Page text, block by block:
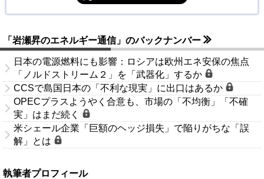
「岩瀬昇のエネルギー通信」のバックナンバー
日本の電源燃料にも影響：ロシアは欧州エネ安保の焦点
「ノルドストリーム２」を「武器化」するか
CCSで島国日本の「不利な現実」に出口はあるか
OPECプラスようやく合意も、市場の「不均衡」「不確
実」はまだ続く
米シェール企業「巨額のヘッジ損失」で陥りがちな「誤
解」とは
執筆者プロフィール